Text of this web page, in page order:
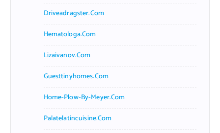
Driveadragster.com
Hematologa.com
Lizaivanov.com
Guesttinyhomes.com
Home-Plow-By-Meyer.com
Palatelatincuisine.com